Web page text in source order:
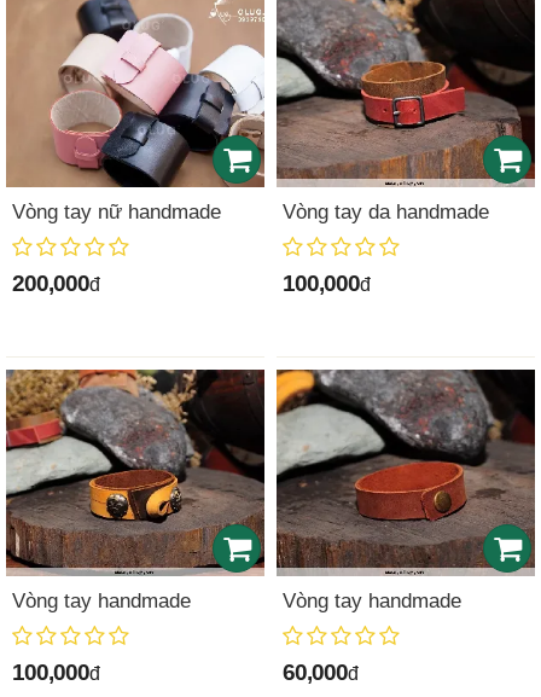
Vòng tay nữ handmade
200,000đ
Vòng tay da handmade
100,000đ
Vòng tay handmade
100,000đ
Vòng tay handmade
60,000đ